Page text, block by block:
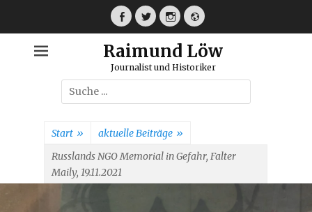
Facebook
TwitterInstagramWebseite
Raimund Löw
Journalist und Historiker
Suche
nach:
Start » aktuelle Beiträge »
Russlands NGO Memorial in Gefahr, Falter
Maily, 19.11.2021